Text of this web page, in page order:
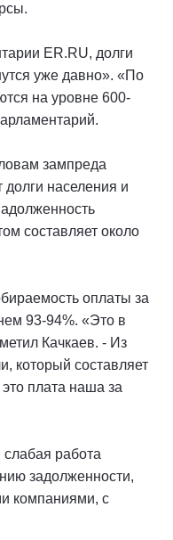
ER.RU, долги
уже давно». «По
на уровне 600-
зампреда
долги населения и
составляет около
оплаты за
93-94%. «Это в
Качкаев. - Из
который составляет
плата наша за
работа
задолженности,
компаниями, с